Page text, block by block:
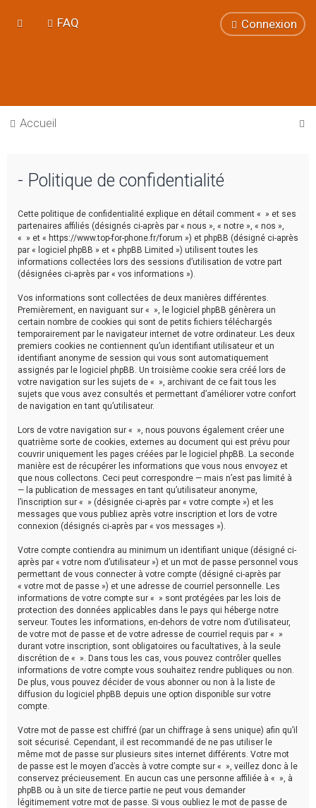
FAQ Connexion
Accueil
- Politique de confidentialité
Cette politique de confidentialité explique en détail comment « » et ses
partenaires affiliés (désignés ci-après par « nous », « notre », « nos »,
« » et « https://www.top-for-phone.fr/forum ») et phpBB (désigné ci-après
par « logiciel phpBB » et « phpBB Limited ») utilisent toutes les
informations collectées lors des sessions d’utilisation de votre part
(désignées ci-après par « vos informations »).
Vos informations sont collectées de deux manières différentes.
Premièrement, en naviguant sur « », le logiciel phpBB génèrera un
certain nombre de cookies qui sont de petits fichiers téléchargés
temporairement par le navigateur internet de votre ordinateur. Les deux
premiers cookies ne contiennent qu’un identifiant utilisateur et un
identifiant anonyme de session qui vous sont automatiquement
assignés par le logiciel phpBB. Un troisième cookie sera créé lors de
votre navigation sur les sujets de « », archivant de ce fait tous les
sujets que vous avez consultés et permettant d’améliorer votre confort
de navigation en tant qu’utilisateur.
Lors de votre navigation sur « », nous pouvons également créer une
quatrième sorte de cookies, externes au document qui est prévu pour
couvrir uniquement les pages créées par le logiciel phpBB. La seconde
manière est de récupérer les informations que vous nous envoyez et
que nous collectons. Ceci peut correspondre — mais n’est pas limité à
— la publication de messages en tant qu’utilisateur anonyme,
l’inscription sur « » (désignée ci-après par « votre compte ») et les
messages que vous publiez après votre inscription et lors de votre
connexion (désignés ci-après par « vos messages »).
Votre compte contiendra au minimum un identifiant unique (désigné ci-
après par « votre nom d’utilisateur ») et un mot de passe personnel vous
permettant de vous connecter à votre compte (désigné ci-après par
« votre mot de passe ») et une adresse de courriel personnelle. Les
informations de votre compte sur « » sont protégées par les lois de
protection des données applicables dans le pays qui héberge notre
serveur. Toutes les informations, en-dehors de votre nom d’utilisateur,
de votre mot de passe et de votre adresse de courriel requis par « »
durant votre inscription, sont obligatoires ou facultatives, à la seule
discrétion de « ». Dans tous les cas, vous pouvez contrôler quelles
informations de votre compte vous souhaitez rendre publiques ou non.
De plus, vous pouvez décider de vous abonner ou non à la liste de
diffusion du logiciel phpBB depuis une option disponible sur votre
compte.
Votre mot de passe est chiffré (par un chiffrage à sens unique) afin qu’il
soit sécurisé. Cependant, il est recommandé de ne pas utiliser le
même mot de passe sur plusieurs sites internet différents. Votre mot
de passe est le moyen d’accès à votre compte sur « », veillez donc à le
conservez précieusement. En aucun cas une personne affiliée à « », à
phpBB ou à un site de tierce partie ne peut vous demander
légitimement votre mot de passe. Si vous oubliez le mot de passe de